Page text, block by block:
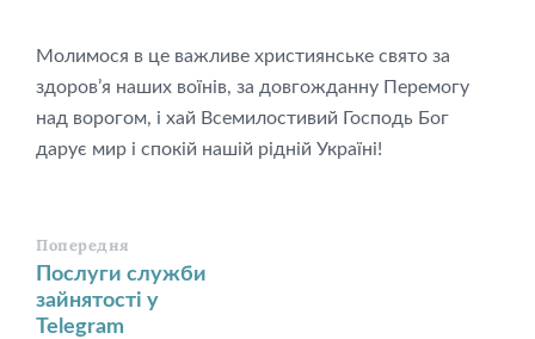
Молимося в це важливе християнське свято за
здоров’я наших воїнів, за довгожданну Перемогу
над ворогом, і хай Всемилостивий Господь Бог
дарує мир і спокій нашій рідній Україні!
Попередня
Послуги служби
зайнятості у
Telegram